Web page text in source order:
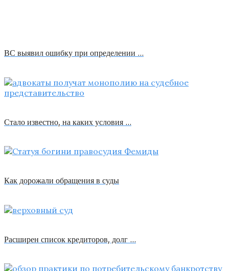
ВС выявил ошибку при определении …
Стало известно, на каких условия …
Как дорожали обращения в суды
Расширен список кредиторов, долг …